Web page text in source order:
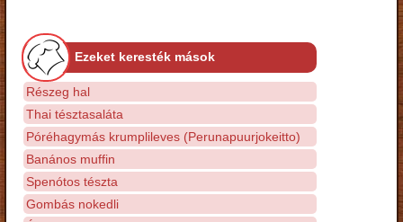
Ezeket keresték mások
Részeg hal
Thai tésztasaláta
Póréhagymás krumplileves (Perunapuurjokeitto)
Banános muffin
Spenótos tészta
Gombás nokedli